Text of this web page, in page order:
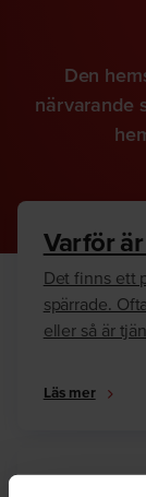
Den
närvarande
Varför
Det finns ett
spärrade.
eller så är
Läs mer